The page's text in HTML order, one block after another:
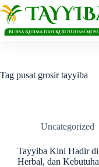
Skip
to
content
Tag pusat grosir tayyiba
Uncategorized
Tayyiba Kini Hadir
Herbal, dan